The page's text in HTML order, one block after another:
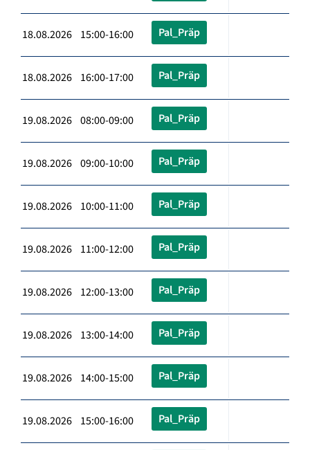
18.08.2026 15:00-16:00 Pal_Präp
18.08.2026 16:00-17:00 Pal_Präp
19.08.2026 08:00-09:00 Pal_Präp
19.08.2026 09:00-10:00 Pal_Präp
19.08.2026 10:00-11:00 Pal_Präp
19.08.2026 11:00-12:00 Pal_Präp
19.08.2026 12:00-13:00 Pal_Präp
19.08.2026 13:00-14:00 Pal_Präp
19.08.2026 14:00-15:00 Pal_Präp
19.08.2026 15:00-16:00 Pal_Präp